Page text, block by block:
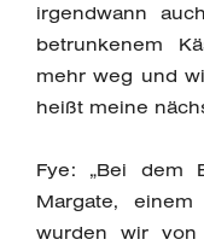
irgendwann
betrunkenem
mehr weg und
heißt meine
Fye: „Bei dem
Margate,
wurden wir von